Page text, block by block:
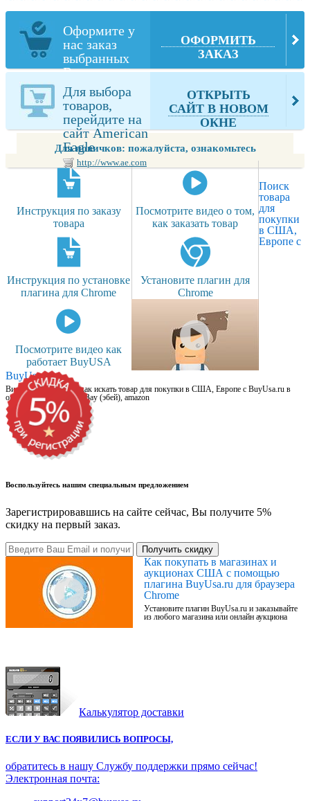
Оформите у
нас заказ
выбранных
Вами товаров
из American
Eagle
ОФОРМИТЬ
ЗАКАЗ
Для выбора
товаров,
перейдите на
сайт American
Eagle
http://www.ae.com
ОТКРЫТЬ
САЙТ В НОВОМ
ОКНЕ
Для новичков: пожалуйста, ознакомьтесь
Инструкция по заказу
товара
Посмотрите видео о том,
как заказать товар
Инструкция по установке
плагина для Chrome
Установите плагин для
Chrome
Посмотрите видео как
работает BuyUSA
Поиск
товара
для
покупки
в США,
Европе с
BuyUsa.ru
Видео для новичков: как искать товар для покупки в США, Европе с BuyUsa.ru в
онлайн магазинах, на eBay (эбей), amazon
Воспользуйтесь нашим специальным предложением
Зарегистрировавшись на сайте сейчас, Вы получите 5%
скидку на первый заказ.
Получить скидку
Как покупать в магазинах и
аукционах США с помощью
плагина BuyUsa.ru для браузера
Chrome
Установите плагин BuyUsa.ru и заказывайте
из любого магазина или онлайн аукциона
Калькулятор доставки
ЕСЛИ У ВАС ПОЯВИЛИСЬ ВОПРОСЫ,
обратитесь в нашу Службу поддержки прямо сейчас!
Электронная почта: